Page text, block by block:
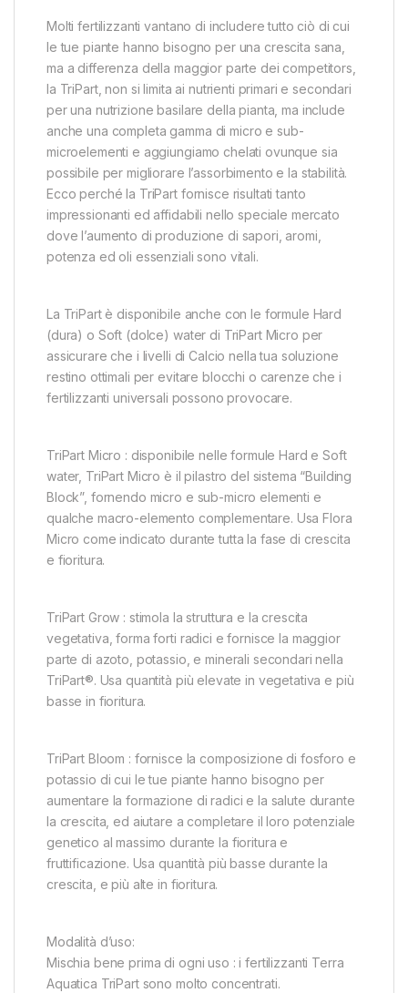
Molti fertilizzanti vantano di includere tutto ciò di cui
le tue piante hanno bisogno per una crescita sana,
ma a differenza della maggior parte dei competitors,
la TriPart, non si limita ai nutrienti primari e secondari
per una nutrizione basilare della pianta, ma include
anche una completa gamma di micro e sub-
microelementi e aggiungiamo chelati ovunque sia
possibile per migliorare l’assorbimento e la stabilità.
Ecco perché la TriPart fornisce risultati tanto
impressionanti ed affidabili nello speciale mercato
dove l’aumento di produzione di sapori, aromi,
potenza ed oli essenziali sono vitali.
La TriPart è disponibile anche con le formule Hard
(dura) o Soft (dolce) water di TriPart Micro per
assicurare che i livelli di Calcio nella tua soluzione
restino ottimali per evitare blocchi o carenze che i
fertilizzanti universali possono provocare.
TriPart Micro : disponibile nelle formule Hard e Soft
water, TriPart Micro è il pilastro del sistema “Building
Block”, fornendo micro e sub-micro elementi e
qualche macro-elemento complementare. Usa Flora
Micro come indicato durante tutta la fase di crescita
e fioritura.
TriPart Grow : stimola la struttura e la crescita
vegetativa, forma forti radici e fornisce la maggior
parte di azoto, potassio, e minerali secondari nella
TriPart®. Usa quantità più elevate in vegetativa e più
basse in fioritura.
TriPart Bloom : fornisce la composizione di fosforo e
potassio di cui le tue piante hanno bisogno per
aumentare la formazione di radici e la salute durante
la crescita, ed aiutare a completare il loro potenziale
genetico al massimo durante la fioritura e
fruttificazione. Usa quantità più basse durante la
crescita, e più alte in fioritura.
Modalità d’uso:
Mischia bene prima di ogni uso : i fertilizzanti Terra
Aquatica TriPart sono molto concentrati.